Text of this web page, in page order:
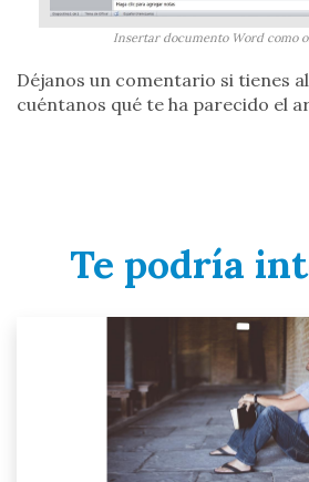
Insertar documento Word como
Déjanos un comentario si tienes
cuéntanos qué te ha parecido el
Te podría